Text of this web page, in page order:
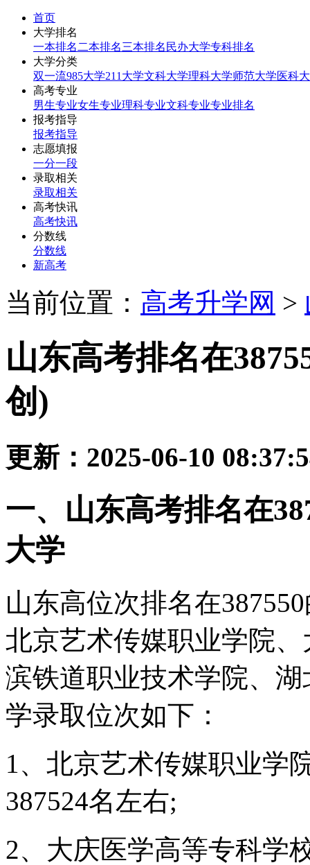
首页
大学排名
一本排名 二本排名三本排名 民办大学专科排名
大学分类
双一流985大学211大学文科大学理科大学师范大学医科
高考专业
男生专业女生专业理科专业文科专业专业排名
报考指导
报考指导
志愿填报
一分一段
录取相关
录取相关
高考快讯
高考快讯
分数线
分数线
新高考
当前位置： 高考升学网 >
山东高考排名在
创)
更新：2025-06-10
一、山东高考排名在
大学
山东高位次排名在
北京艺术传媒职业学院
滨铁道职业技术学院、
学录取位次如下：
1、北京艺术传媒职业学
387524名左右;
2、大庆医学高等专科学